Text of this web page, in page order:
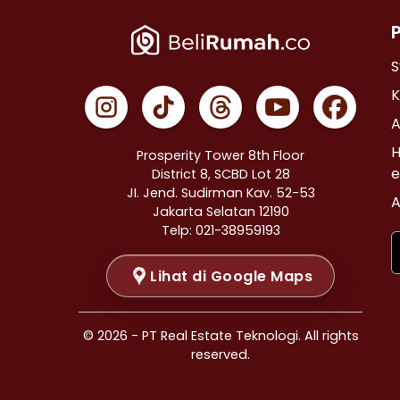
Properti Dijual di Johar Baru >
Properti Dijual di Menteng >
Properti Dijual di Tanah Abang >
Properti Dijual di Kramat >
Properti Dijual di Bendungan Hilir >
Properti Dijual di Jakarta Selatan >
Properti Dijual di Cilandak >
Properti Dijual di Gandaria Selatan >
Properti Dijual di Cipete Selatan >
Properti Dijual di Lenteng Agung >
Properti Dijual di Pondok Pinang >
Properti Dijual di Kebayoran Baru >
Properti Dijual di Mampang Prapatan >
Prosperity Tower 8th Floor
District 8, SCBD Lot 28
JI. Jend. Sudirman Kav. 52-53
Jakarta Selatan 12190
Telp: 021-38959193
Lihat di Google Maps
© 2026 - PT Real Estate Teknologi. All rights
reserved.